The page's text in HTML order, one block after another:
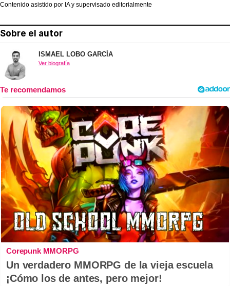
Contenido asistido por IA y supervisado editorialmente
Sobre el autor
ISMAEL LOBO GARCÍA
Ver biografía
Corepunk MMORPG
Un verdadero MMORPG de la vieja escuela
¡Cómo los de antes, pero mejor!